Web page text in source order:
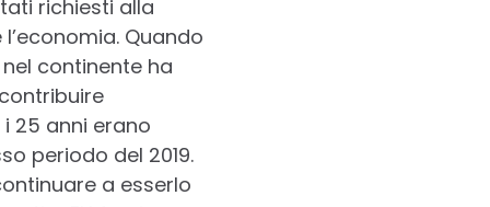
richiesti alla
Quando
continente ha
25 anni erano
periodo del 2019.
a esserlo